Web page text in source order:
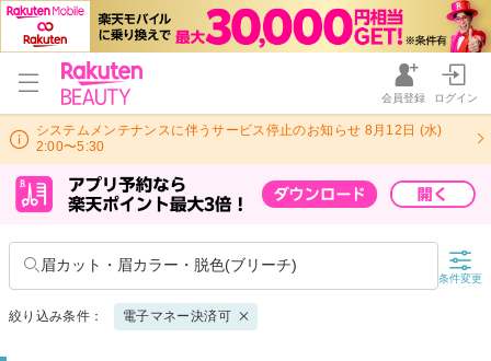
会員登録 ログイン
システムメンテナンスに伴うサービス停止のお知らせ 8月12日 (水)
2:00〜5:30
眉カット・眉カラー・脱色(ブリーチ)
条件変更
絞り込み条件： 電子マネー決済可